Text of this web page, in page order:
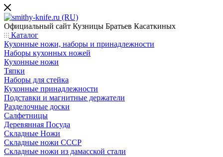
Официальный сайт Кузницы Братьев Касаткиных
Каталог
Кухонные ножи, наборы и принадлежности
Наборы кухонных ножей
Кухонные ножи
Тяпки
Наборы для стейка
Кухонные принадлежности
Подставки и магнитные держатели
Разделочные доски
Салфетницы
Деревянная Посуда
Складные Ножи
Cкладные ножи СССР
Складные ножи из дамасской стали